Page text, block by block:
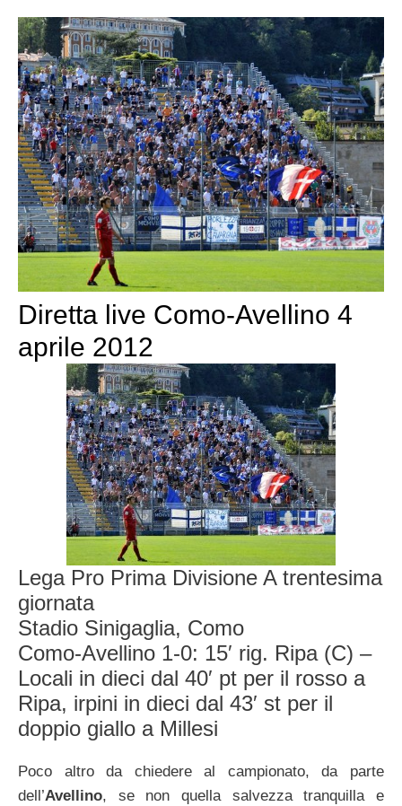
Diretta live Como-Avellino 4
aprile 2012
Lega Pro Prima Divisione A trentesima
giornata
Stadio Sinigaglia, Como
Como-Avellino 1-0: 15′ rig. Ripa (C) –
Locali in dieci dal 40′ pt per il rosso a
Ripa, irpini in dieci dal 43′ st per il
doppio giallo a Millesi
Poco altro da chiedere al campionato, da parte
dell’Avellino, se non quella salvezza tranquilla e